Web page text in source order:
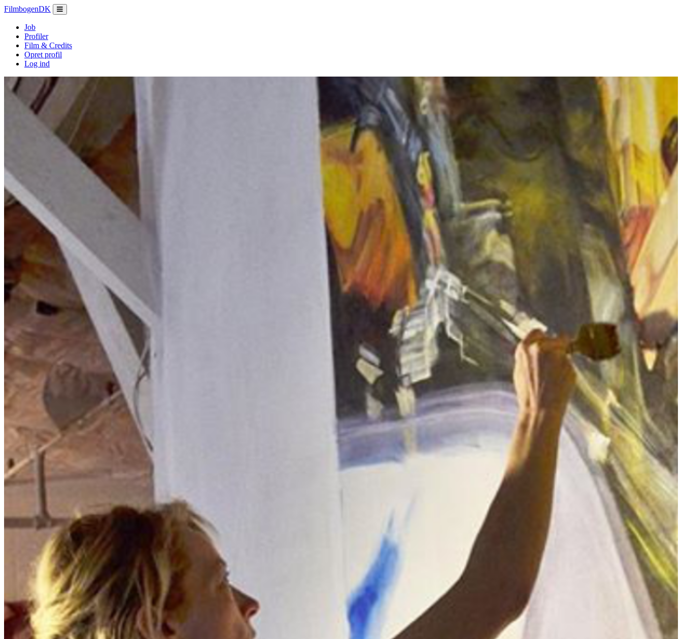
FilmbogenDK
Job
Profiler
Film & Credits
Opret profil
Log ind